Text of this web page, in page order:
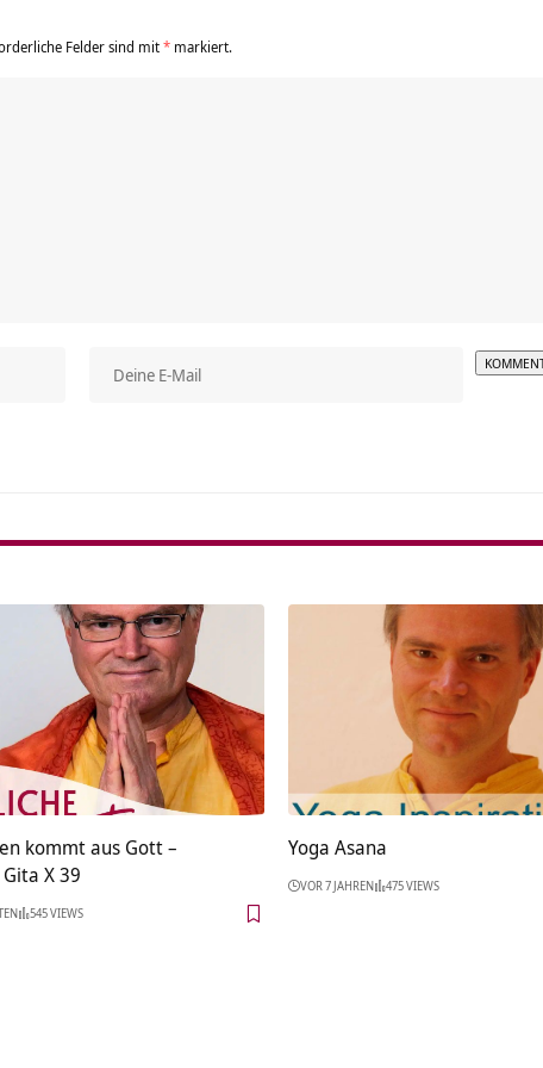
Felder sind mit* markiert.
kommt aus Gott –
X 39
545 VIEWS
Yoga Asana
VOR 7 JAHREN 475 VIEWS